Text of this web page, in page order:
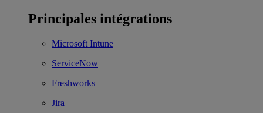
Principales intégrations
Microsoft Intune
ServiceNow
Freshworks
Jira